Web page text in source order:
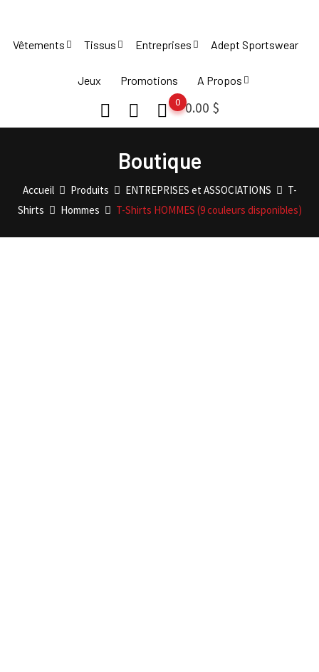
content
Vêtements Tissus Entreprises Adept Sportswear
Jeux Promotions A Propos
0.00 $
0
Boutique
Accueil Produits ENTREPRISES et ASSOCIATIONS
T-
Shirts
Hommes T-Shirts HOMMES (9 couleurs disponibles)